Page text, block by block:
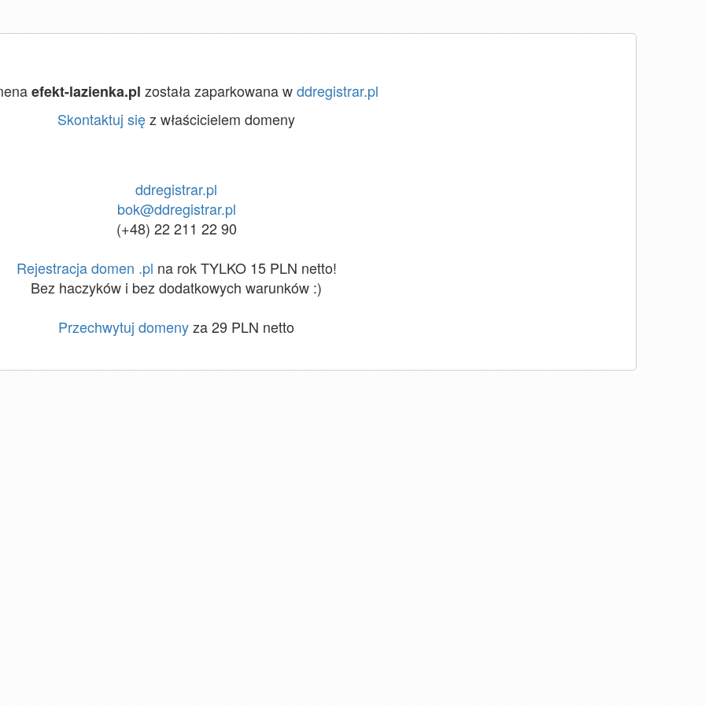
efekt-lazienka.pl została zaparkowana wddregistrar.pl
Skontaktuj sięz właścicielem domeny
ddregistrar.pl
bok@ddregistrar.pl
(+48) 22 211 22 90
Rejestracja domen .pl na rok TYLKO 15 PLN netto!
Bez haczyków i bez dodatkowych warunków :)
Przechwytuj domenyza 29 PLN netto